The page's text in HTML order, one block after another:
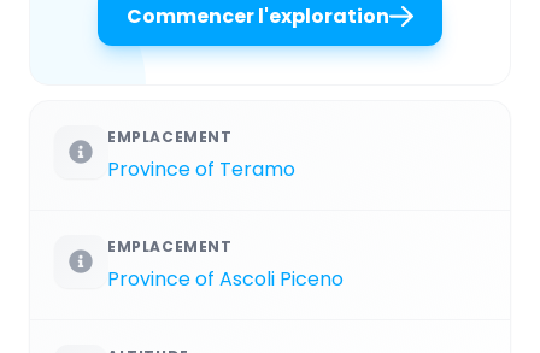
Commencer l'exploration
EMPLACEMENT
Province of Teramo
EMPLACEMENT
Province of Ascoli Piceno